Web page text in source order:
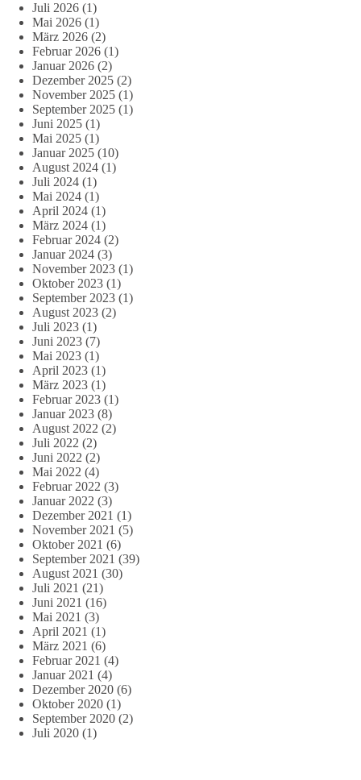
Juli 2026 (1)
Mai 2026 (1)
März 2026 (2)
Februar 2026 (1)
Januar 2026 (2)
Dezember 2025 (2)
November 2025 (1)
September 2025 (1)
Juni 2025 (1)
Mai 2025 (1)
Januar 2025 (10)
August 2024 (1)
Juli 2024 (1)
Mai 2024 (1)
April 2024 (1)
März 2024 (1)
Februar 2024 (2)
Januar 2024 (3)
November 2023 (1)
Oktober 2023 (1)
September 2023 (1)
August 2023 (2)
Juli 2023 (1)
Juni 2023 (7)
Mai 2023 (1)
April 2023 (1)
März 2023 (1)
Februar 2023 (1)
Januar 2023 (8)
August 2022 (2)
Juli 2022 (2)
Juni 2022 (2)
Mai 2022 (4)
Februar 2022 (3)
Januar 2022 (3)
Dezember 2021 (1)
November 2021 (5)
Oktober 2021 (6)
September 2021 (39)
August 2021 (30)
Juli 2021 (21)
Juni 2021 (16)
Mai 2021 (3)
April 2021 (1)
März 2021 (6)
Februar 2021 (4)
Januar 2021 (4)
Dezember 2020 (6)
Oktober 2020 (1)
September 2020 (2)
Juli 2020 (1)